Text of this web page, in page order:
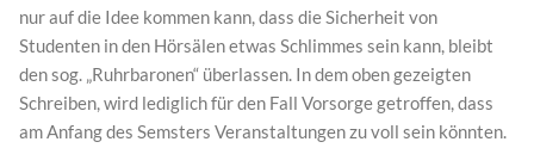
nur auf die Idee kommen kann, dass die Sicherheit von
Studenten in den Hörsälen etwas Schlimmes sein kann, bleibt
den sog. „Ruhrbaronen“ überlassen. In dem oben gezeigten
Schreiben, wird lediglich für den Fall Vorsorge getroffen, dass
am Anfang des Semsters Veranstaltungen zu voll sein könnten.